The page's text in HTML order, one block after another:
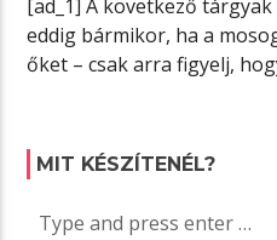
[ad_1] A következő
eddig bármikor, ha a
őket – csak arra figyelj,
MIT KÉSZÍTENÉL?